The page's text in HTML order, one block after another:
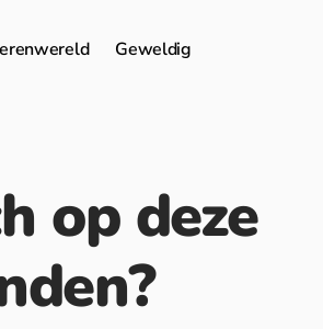
Geweldig
op deze